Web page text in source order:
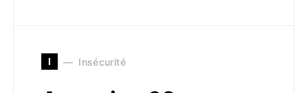
I Insécurité